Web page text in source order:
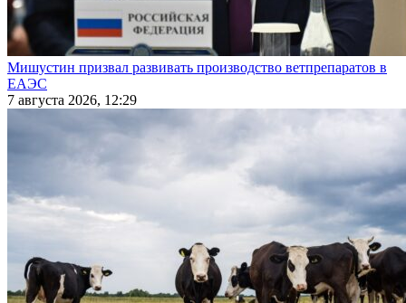
Мишустин призвал развивать производство ветпрепаратов в
ЕАЭС
7 августа 2026, 12:29